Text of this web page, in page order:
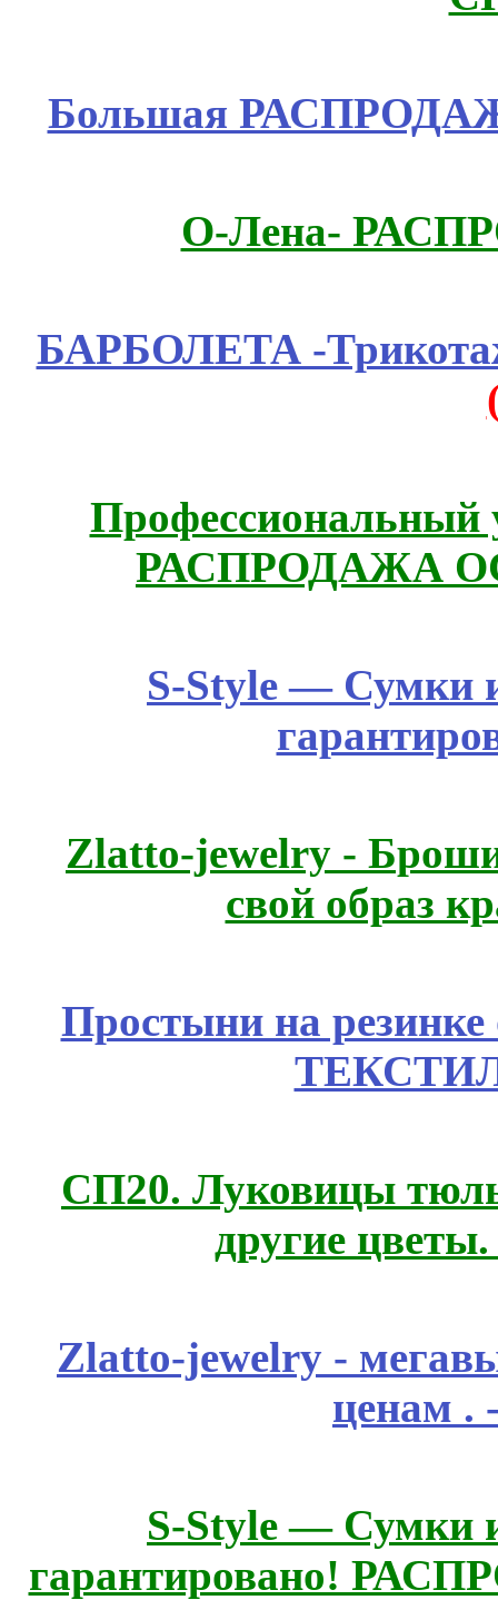
Большая
О-Лена-
БАРБОЛЕТА -
Профессиональный
РАСПРОДАЖА
S-Style — Сумки
Zlatto-jewelry -
свой образ
Простыни на
СП20. Луковицы
другие
Zlatto-jewelry -
ценам .
S-Style — Сумки
гарантировано!